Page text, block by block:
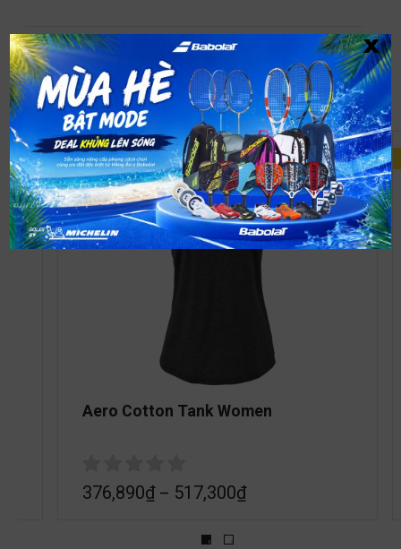
SẢN PHẨM ĐƯỢC MUA CÙNG
GIẢM GIÁ!
Aero Cotton Tank Women
376,890₫– 517,300₫
x